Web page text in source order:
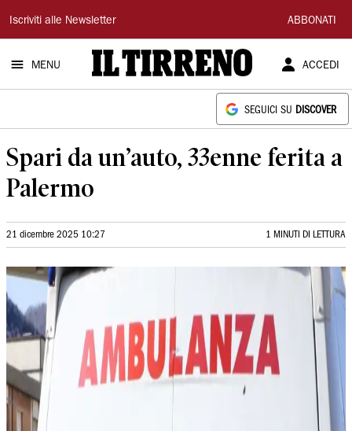
Il
Tirreno
Iscriviti alle Newsletter ABBONATI
MENU ACCEDI
SEGUICI SU DISCOVER
Spari da un’auto, 33enne ferita a
Palermo
21 dicembre 2025 10:27 1 MINUTI DI LETTURA